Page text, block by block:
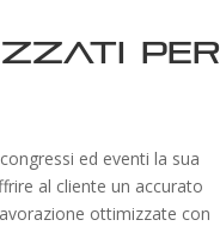
per
ed eventi la sua
al cliente un accurato
ottimizzate con